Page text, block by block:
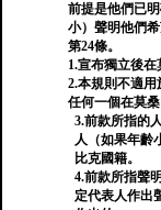
前提是他們已
小）聲明他們希
第24條。
1.宣布獨立後在
2.本規則不適
任何一個在莫
3.前款所指的
人（如果年齡
比克國籍。
4.前款所指聲
定代表人作出